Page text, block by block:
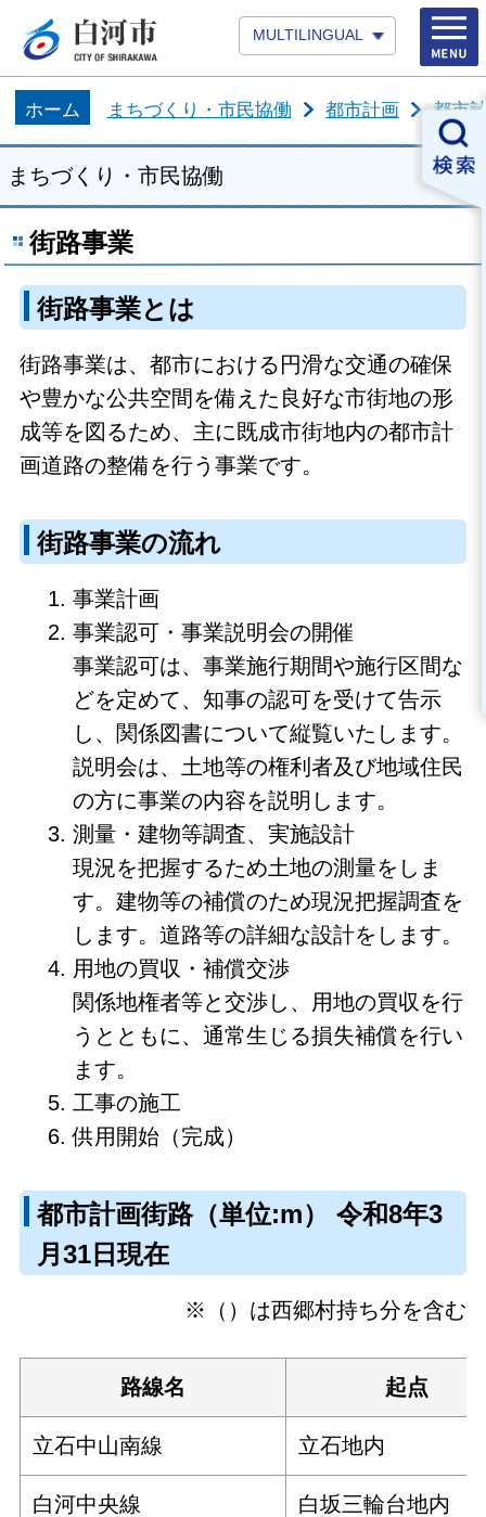
MULTILINGUAL
ホーム まちづくり・市民協働 都市計画 都市
まちづくり・市民協働
街路事業
街路事業とは
街路事業は、都市における円滑な交通の確保
や豊かな公共空間を備えた良好な市街地の形
成等を図るため、主に既成市街地内の都市計
画道路の整備を行う事業です。
街路事業の流れ
事業計画
事業認可・事業説明会の開催
事業認可は、事業施行期間や施行区間な
どを定めて、知事の認可を受けて告示
し、関係図書について縦覧いたします。
説明会は、土地等の権利者及び地域住民
の方に事業の内容を説明します。
測量・建物等調査、実施設計
現況を把握するため土地の測量をしま
す。建物等の補償のため現況把握調査を
します。道路等の詳細な設計をします。
用地の買収・補償交渉
関係地権者等と交渉し、用地の買収を行
うとともに、通常生じる損失補償を行い
ます。
工事の施工
供用開始（完成）
都市計画街路（単位:m） 令和8年3
月31日現在
※（）は西郷村持ち分を含む
路線名 起点
立石中山南線 立石地内
白河中央線 白坂三輪台地内